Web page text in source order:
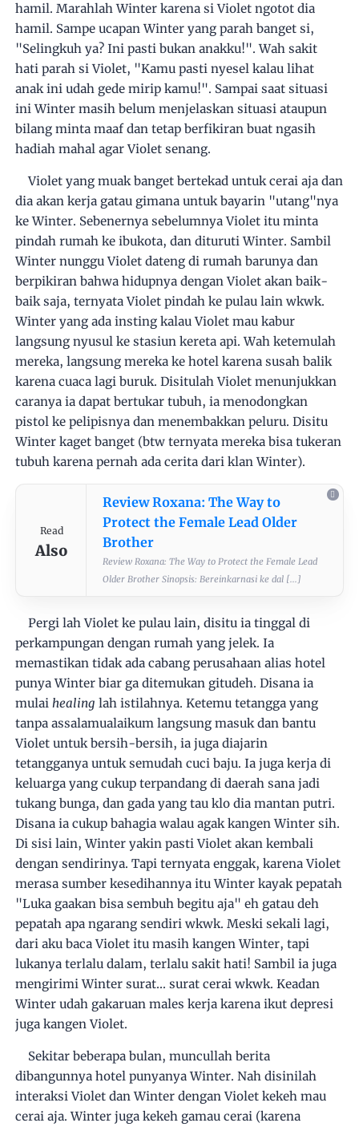
hamil. Marahlah Winter karena si Violet ngotot dia
hamil. Sampe ucapan Winter yang parah banget si,
"Selingkuh ya? Ini pasti bukan anakku!". Wah sakit
hati parah si Violet, "Kamu pasti nyesel kalau lihat
anak ini udah gede mirip kamu!". Sampai saat situasi
ini Winter masih belum menjelaskan situasi ataupun
bilang minta maaf dan tetap berfikiran buat ngasih
hadiah mahal agar Violet senang.
Violet yang muak banget bertekad untuk cerai aja dan
dia akan kerja gatau gimana untuk bayarin "utang"nya
ke Winter. Sebenernya sebelumnya Violet itu minta
pindah rumah ke ibukota, dan dituruti Winter. Sambil
Winter nunggu Violet dateng di rumah barunya dan
berpikiran bahwa hidupnya dengan Violet akan baik-
baik saja, ternyata Violet pindah ke pulau lain wkwk.
Winter yang ada insting kalau Violet mau kabur
langsung nyusul ke stasiun kereta api. Wah ketemulah
mereka, langsung mereka ke hotel karena susah balik
karena cuaca lagi buruk. Disitulah Violet menunjukkan
caranya ia dapat bertukar tubuh, ia menodongkan
pistol ke pelipisnya dan menembakkan peluru. Disitu
Winter kaget banget (btw ternyata mereka bisa tukeran
tubuh karena pernah ada cerita dari klan Winter).
Read
Also
Review Roxana: The Way to
Protect the Female Lead Older
Brother
Review Roxana: The Way to Protect the Female Lead
Older Brother Sinopsis: Bereinkarnasi ke dal [...]
Pergi lah Violet ke pulau lain, disitu ia tinggal di
perkampungan dengan rumah yang jelek. Ia
memastikan tidak ada cabang perusahaan alias hotel
punya Winter biar ga ditemukan gitudeh. Disana ia
mulaihealinglah istilahnya. Ketemu tetangga yang
tanpa assalamualaikum langsung masuk dan bantu
Violet untuk bersih-bersih, ia juga diajarin
tetangganya untuk semudah cuci baju. Ia juga kerja di
keluarga yang cukup terpandang di daerah sana jadi
tukang bunga, dan gada yang tau klo dia mantan putri.
Disana ia cukup bahagia walau agak kangen Winter sih.
Di sisi lain, Winter yakin pasti Violet akan kembali
dengan sendirinya. Tapi ternyata enggak, karena Violet
merasa sumber kesedihannya itu Winter kayak pepatah
"Luka gaakan bisa sembuh begitu aja" eh gatau deh
pepatah apa ngarang sendiri wkwk. Meski sekali lagi,
dari aku baca Violet itu masih kangen Winter, tapi
lukanya terlalu dalam, terlalu sakit hati! Sambil ia juga
mengirimi Winter surat... surat cerai wkwk. Keadan
Winter udah gakaruan males kerja karena ikut depresi
juga kangen Violet.
Sekitar beberapa bulan, muncullah berita
dibangunnya hotel punyanya Winter. Nah disinilah
interaksi Violet dan Winter dengan Violet kekeh mau
cerai aja. Winter juga kekeh gamau cerai (karena